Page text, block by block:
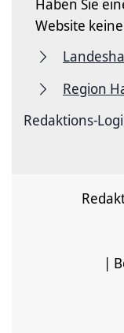
Haben Sie
Website
Region
Redaktions-
|